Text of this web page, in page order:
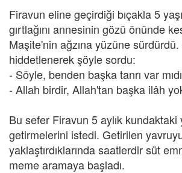
Firavun eline geçirdiği bıçakla 5
gırtlağını annesinin gözü önünde
Maşite'nin ağzına yüzüne
hiddetlenerek şöyle sordu:
- Söyle, benden başka tanrı var
- Allah birdir, Allah'tan başka ilâh
Bu sefer Firavun 5 aylık kundaktaki
getirmelerini istedi. Getirilen
yaklaştırdıklarında saatlerdir süt
meme aramaya başladı.